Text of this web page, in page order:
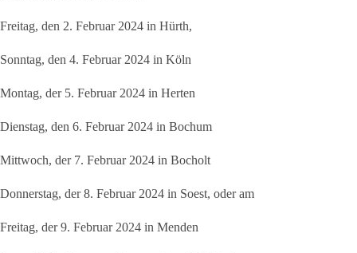
Freitag, den 2. Februar 2024 in Hürth,
Sonntag, den 4. Februar 2024 in Köln
Montag, der 5. Februar 2024 in Herten
Dienstag, den 6. Februar 2024 in Bochum
Mittwoch, der 7. Februar 2024 in Bocholt
Donnerstag, der 8. Februar 2024 in Soest, oder am
Freitag, der 9. Februar 2024 in Menden